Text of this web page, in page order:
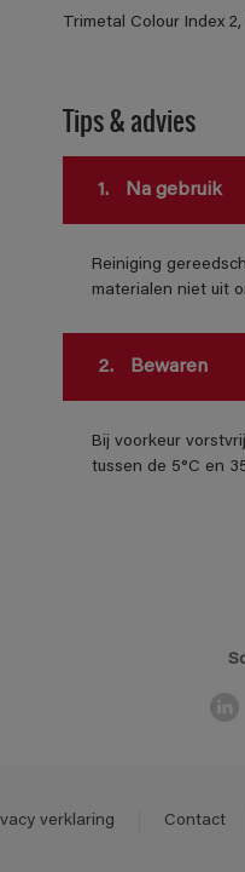
Trimetal Colour Index
Tips & advies
1. Na gebruik
Reiniging
materialen niet uit
2. Bewaren
Bij voorkeur
tussen de 5°C en
verklaring Contact